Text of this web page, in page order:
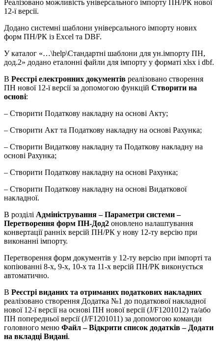
Реалізовано можливість універсального імпорту ПН/РК нової
12-ї версії.
Додано системні шаблони універсального імпорту нових
форм ПН/РК із Excel та DBF.
У каталог «…\help\Стандартні шаблони для ун.імпорту ПН,
дод.2» додано еталонні файли для імпорту у форматі xlsx і dbf.
В Реєстрі електронних документів реалізовано створення
ПН нової 12-ї версії за допомогою функцій Створити на
основі:
– Створити Податкову накладну на основі Акту;
– Створити Акт та Податкову накладну на основі Рахунка;
– Створити Видаткову накладну та Податкову накладну на
основі Рахунка;
– Створити Податкову накладну на основі Рахунка;
– Створити Податкову накладну на основі Видаткової
накладної.
В розділі Адміністрування – Параметри системи –
Перетворення форм ПН-Дод2 оновлено налаштування
конвертації ранніх версій ПН/РК у нову 12-ту версію при
виконанні імпорту.
Перетворення форм документів у 12-ту версію при імпорті та
копіюванні 8-х, 9-х, 10-х та 11-х версій ПН/РК виконується
автоматично.
В Реєстрі виданих та отриманих податкових накладних
реалізовано створення Додатка №1 до податкової накладної
нової 12-ї версії на основі ПН нової версії (J/F1201012) та/або
ПН попередньої версії (J/F1201011) за допомогою команди
головного меню Файл – Відкрити список додатків – Додати
на вкладці Видані.